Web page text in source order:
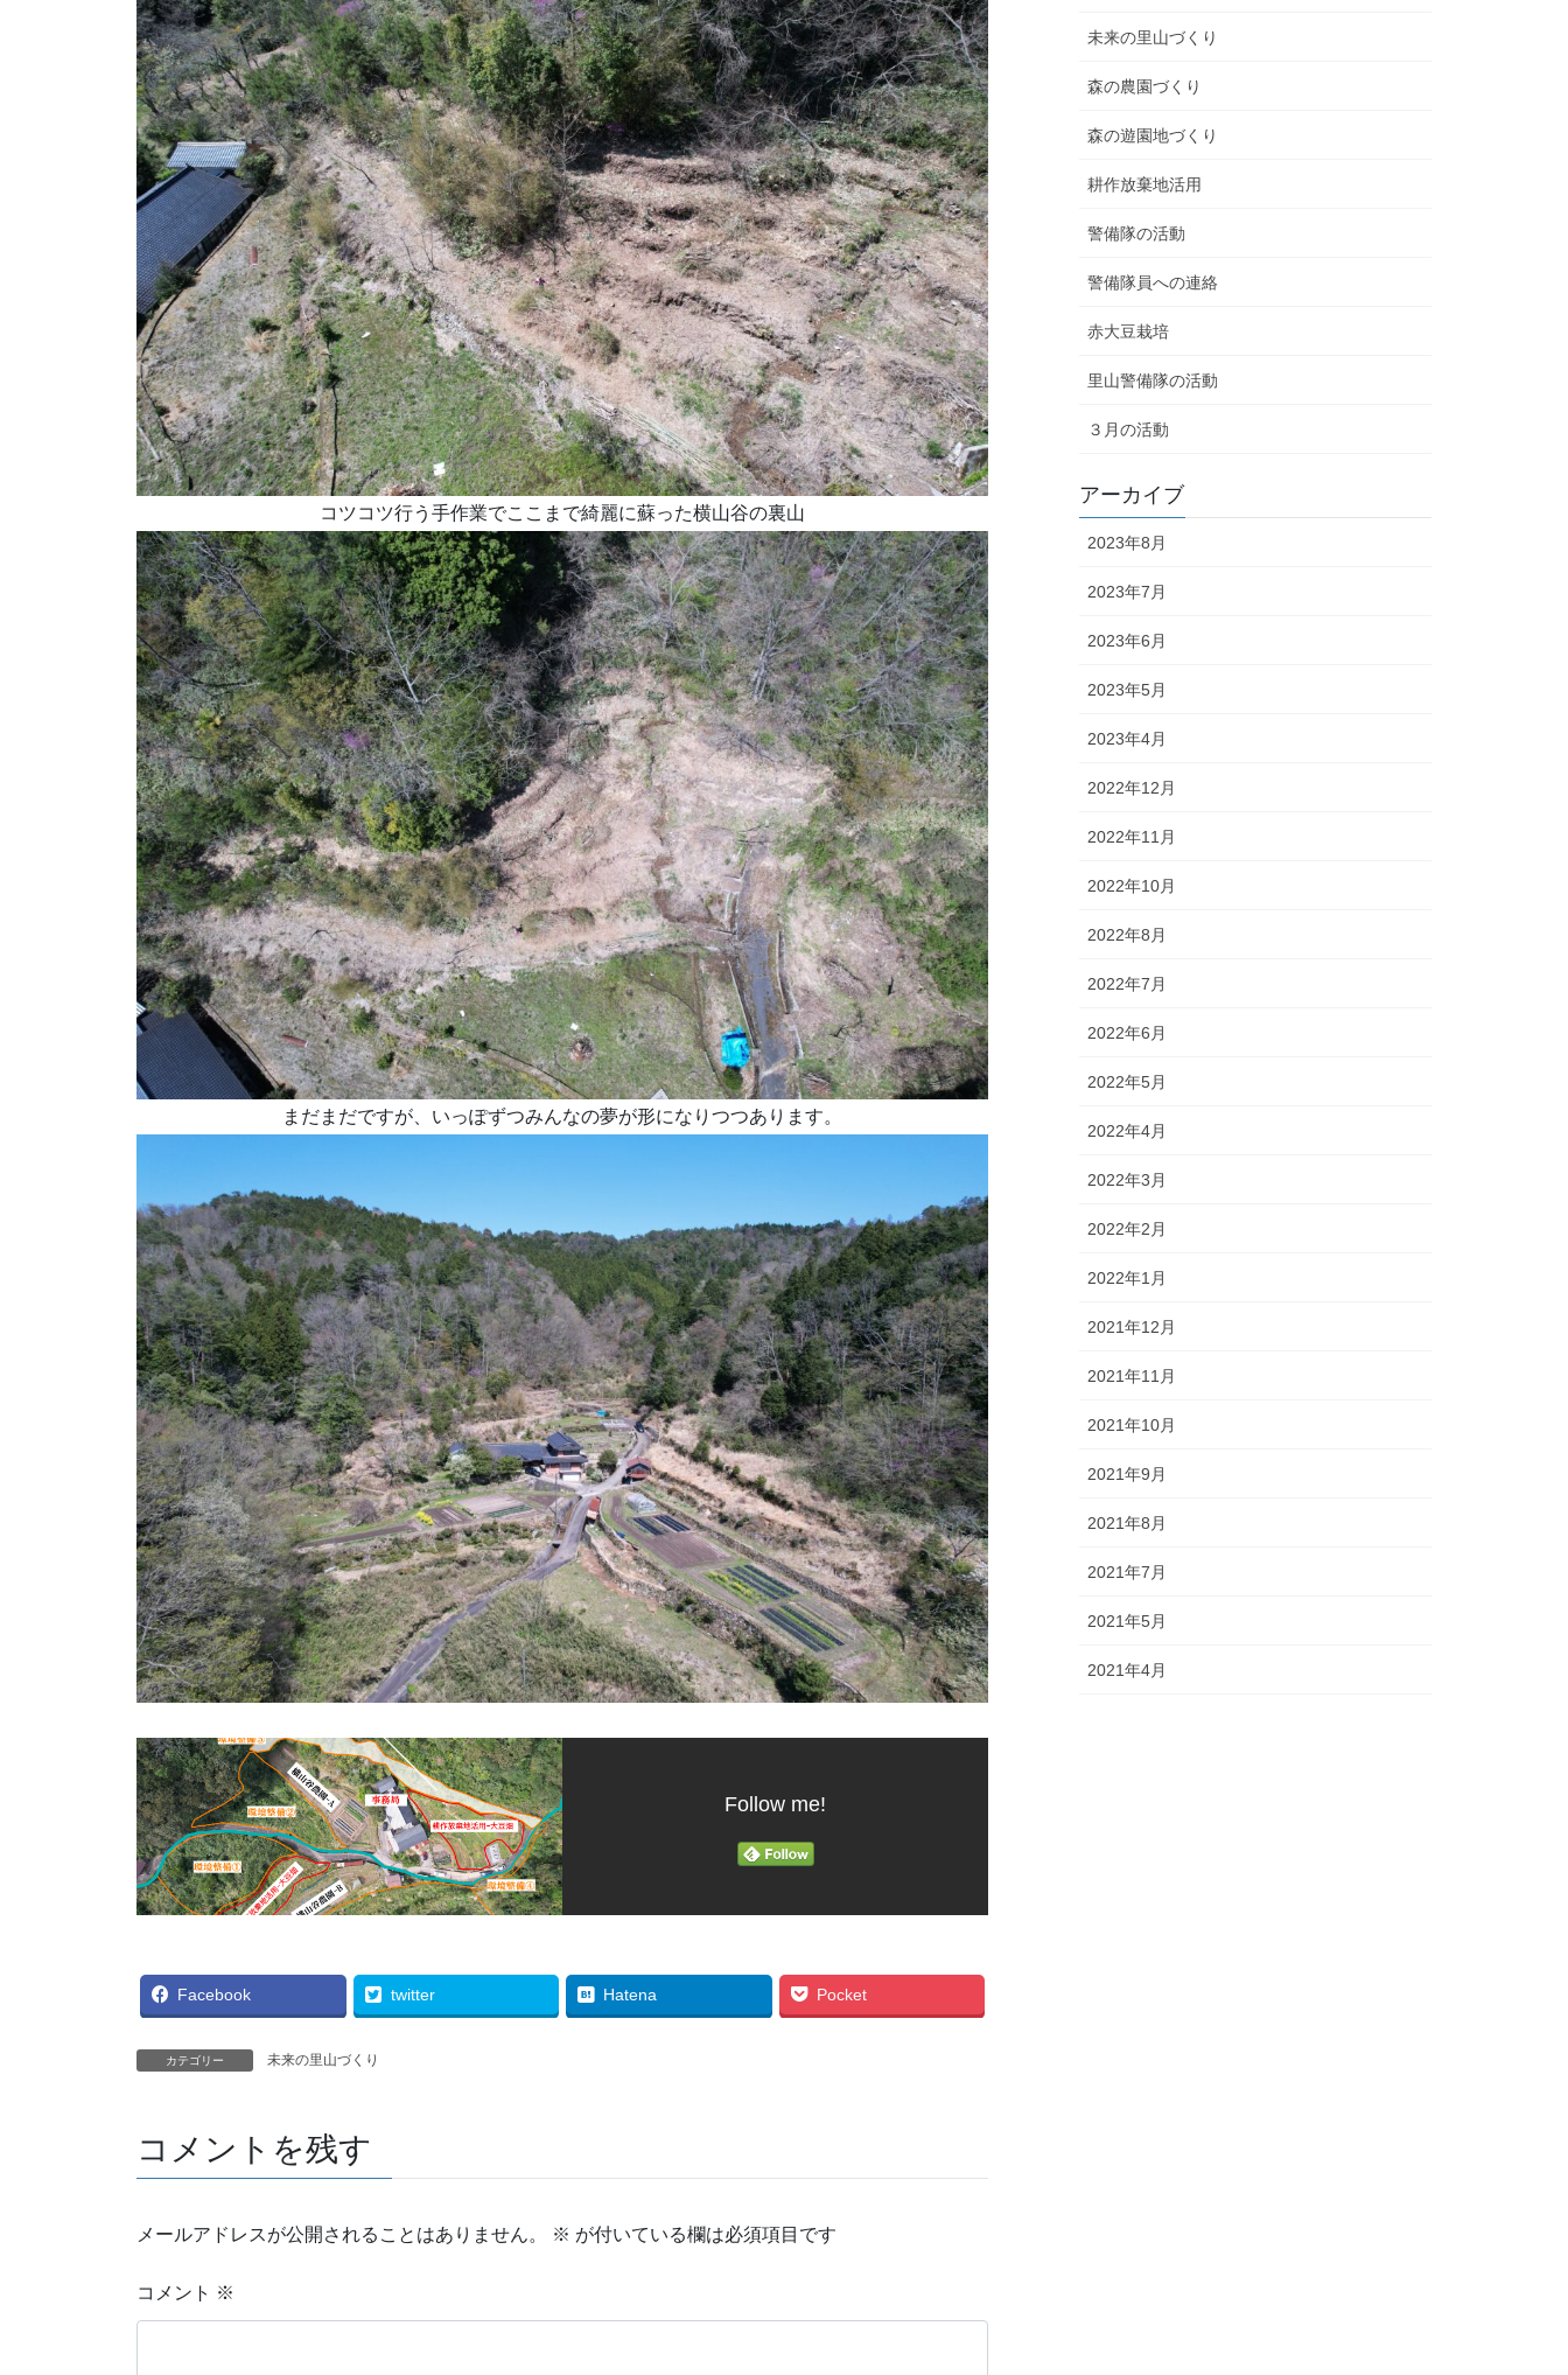
コツコツ行う手作業でここまで綺麗に蘇った横山谷の裏山
まだまだですが、いっぽずつみんなの夢が形になりつつあります。
Follow me!
Facebook twitter Hatena Pocket
カテゴリー 未来の里山づくり
コメントを残す
メールアドレスが公開されることはありません。 ※ が付いている欄は必須項目です
コメント ※
未来の里山づくり
森の農園づくり
森の遊園地づくり
耕作放棄地活用
警備隊の活動
警備隊員への連絡
赤大豆栽培
里山警備隊の活動
３月の活動
アーカイブ
2023年8月
2023年7月
2023年6月
2023年5月
2023年4月
2022年12月
2022年11月
2022年10月
2022年8月
2022年7月
2022年6月
2022年5月
2022年4月
2022年3月
2022年2月
2022年1月
2021年12月
2021年11月
2021年10月
2021年9月
2021年8月
2021年7月
2021年5月
2021年4月